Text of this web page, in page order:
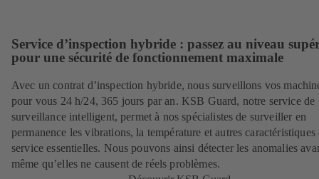
Service d’inspection hybride : passez au niveau
pour une sécurité de fonctionnement maximale
Avec un contrat d’inspection hybride, nous surveillons vos
pour vous 24 h/24, 365 jours par an. KSB Guard, notre service de
surveillance intelligent, permet à nos spécialistes de surveiller en
permanence les vibrations, la température et autres caractéristiques
service essentielles. Nous pouvons ainsi détecter les anomalies
même qu’elles ne causent de réels problèmes.